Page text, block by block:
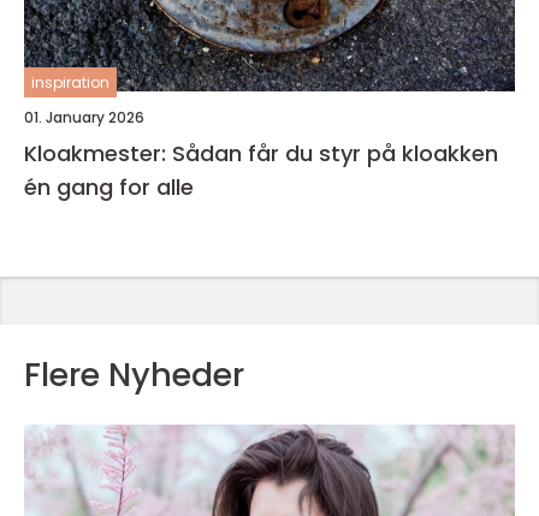
inspiration
01. January 2026
Kloakmester: Sådan får du styr på kloakken
én gang for alle
Flere Nyheder